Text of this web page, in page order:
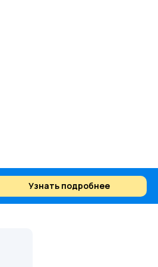
Узнать подробнее